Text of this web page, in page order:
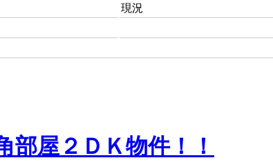
現況
屋２ＤＫ物件！！